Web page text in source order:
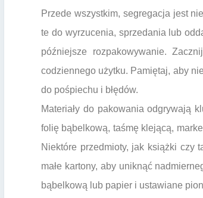
Przede wszystkim, segregacja jest
te do wyrzucenia, sprzedania lub
późniejsze rozpakowywanie.
codziennego użytku. Pamiętaj, aby
do pośpiechu i błędów.
Materiały do pakowania odgrywają
folię bąbelkową, taśmę klejącą,
Niektóre przedmioty, jak książki czy
małe kartony, aby uniknąć
bąbelkową lub papier i ustawiane